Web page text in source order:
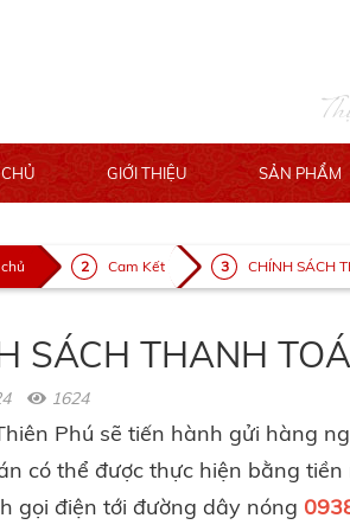
GIỚI THIỆU SẢN PHẨM
Cam Kết CHÍNH SÁCH
SÁCH THANH
1624
Phú sẽ tiến hành gửi hàng
có thể được thực hiện bằng
gọi điện tới đường dây nóng